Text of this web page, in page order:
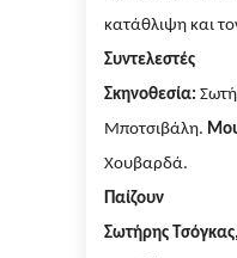
κατάθλιψη και
Συντελεστές
Σκηνοθεσία:
Μποτσιβάλη.
Παίζουν
Σωτήρης